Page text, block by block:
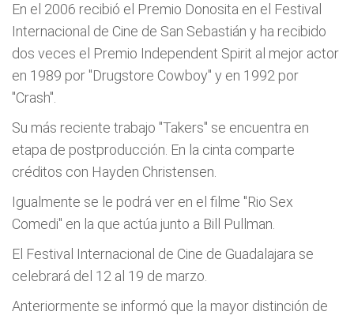
En el 2006 recibió el Premio Donosita en el Festival
Internacional de Cine de San Sebastián y ha recibido
dos veces el Premio Independent Spirit al mejor actor
en 1989 por "Drugstore Cowboy" y en 1992 por
"Crash".
Su más reciente trabajo "Takers" se encuentra en
etapa de postproducción. En la cinta comparte
créditos con Hayden Christensen.
Igualmente se le podrá ver en el filme "Rio Sex
Comedi" en la que actúa junto a Bill Pullman.
El Festival Internacional de Cine de Guadalajara se
celebrará del 12 al 19 de marzo.
Anteriormente se informó que la mayor distinción de